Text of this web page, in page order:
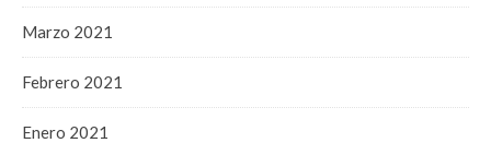
Marzo 2021
Febrero 2021
Enero 2021